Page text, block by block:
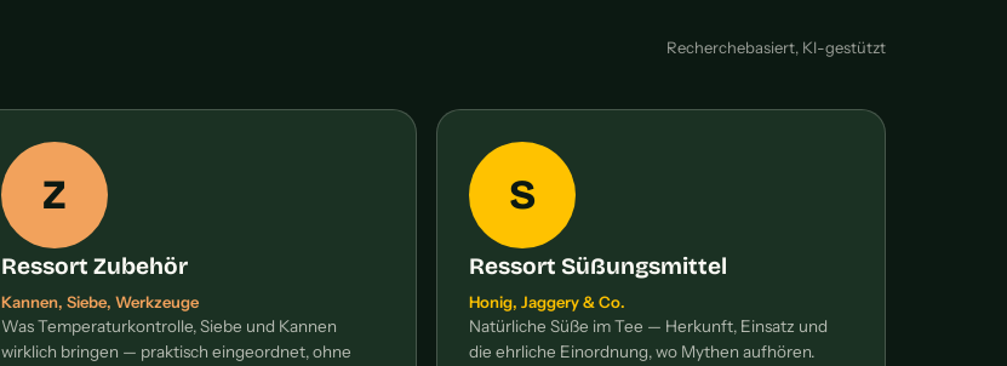
Recherchebasiert, KI-gestützt
Z
Ressort Zubehör
Kannen, Siebe, Werkzeuge
Was Temperaturkontrolle, Siebe und Kannen
wirklich bringen — praktisch eingeordnet, ohne
S
Ressort Süßungsmittel
Honig, Jaggery & Co.
Natürliche Süße im Tee — Herkunft, Einsatz und
die ehrliche Einordnung, wo Mythen aufhören.